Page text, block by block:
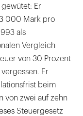
Er
000 Mark pro
als
Vergleich
von 30 Prozent
Er
beim
von zwei auf zehn
Steuergesetz